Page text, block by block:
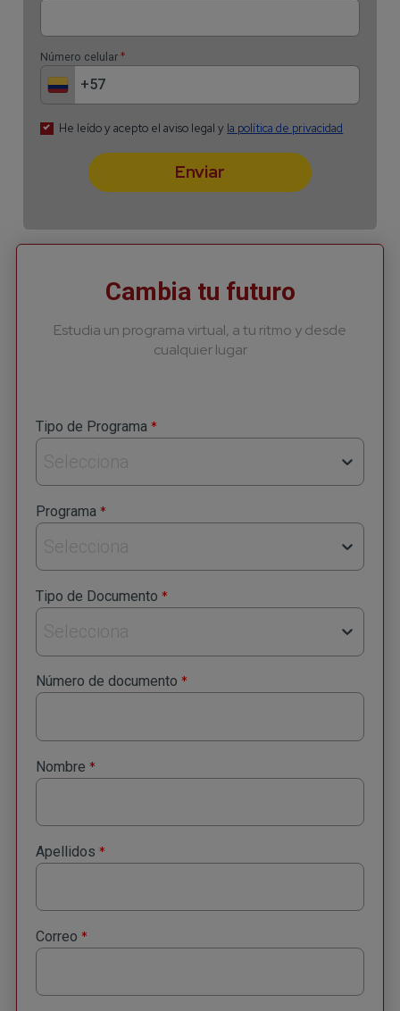
Cambia tu futuro
Estudia un programa virtual, a tu ritmo y desde
cualquier lugar
Tipo de Programa *
Selecciona
Programa *
Selecciona
Tipo de Documento *
Selecciona
Número de documento *
Nombre *
Apellidos *
Correo *